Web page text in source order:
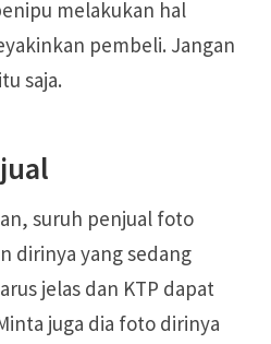
melakukan hal
pembeli. Jangan
saja.
suruh penjual foto
dirinya yang sedang
jelas dan KTP dapat
juga dia foto dirinya